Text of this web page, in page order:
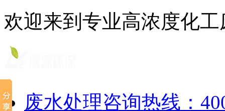
欢迎来到专业高浓度化
废水处理咨询热线：